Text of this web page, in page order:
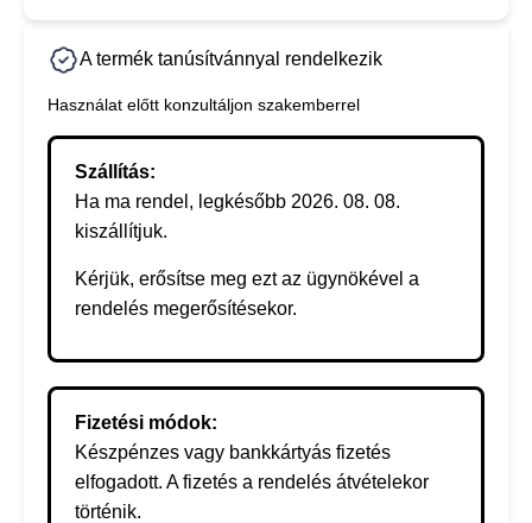
A termék tanúsítvánnyal rendelkezik
Használat előtt konzultáljon szakemberrel
Szállítás:
Ha ma rendel, legkésőbb 2026. 08. 08.
kiszállítjuk.
Kérjük, erősítse meg ezt az ügynökével a
rendelés megerősítésekor.
Fizetési módok:
Készpénzes vagy bankkártyás fizetés
elfogadott. A fizetés a rendelés átvételekor
történik.